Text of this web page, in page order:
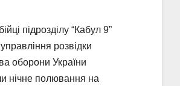
підрозділу “Кабул 9”
розвідки
оборони України
нічне полювання на